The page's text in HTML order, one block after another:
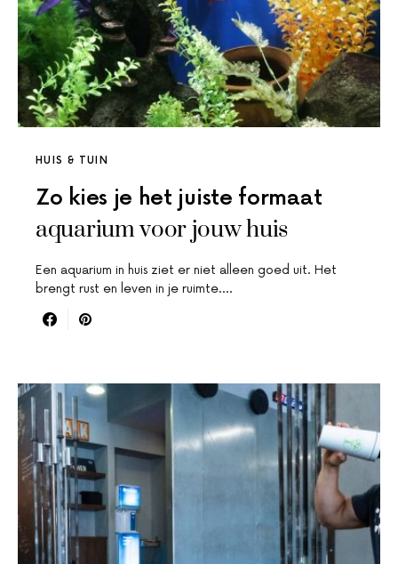
HUIS & TUIN
Zo kies je het juiste formaat
aquarium voor jouw huis
Een aquarium in huis ziet er niet alleen goed uit. Het
brengt rust en leven in je ruimte.…